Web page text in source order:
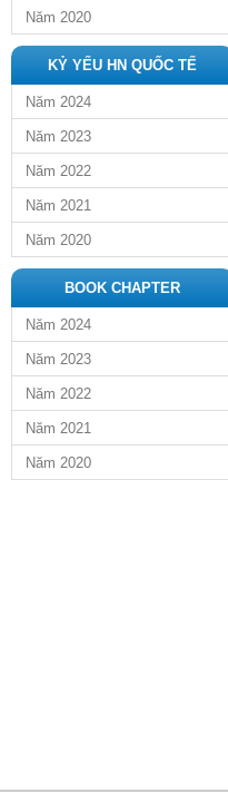
Năm 2020
KỶ YẾU HN QUỐC TẾ
Năm 2024
Năm 2023
Năm 2022
Năm 2021
Năm 2020
BOOK CHAPTER
Năm 2024
Năm 2023
Năm 2022
Năm 2021
Năm 2020